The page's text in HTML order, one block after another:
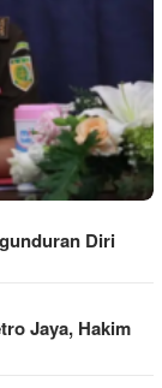
Diri
Jaya, Hakim